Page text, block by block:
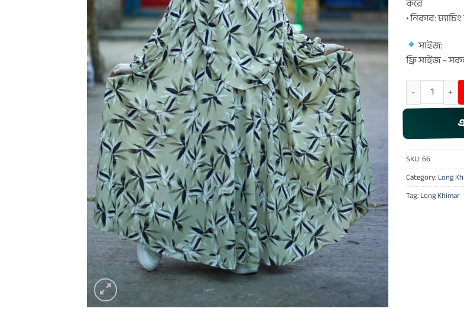
• নিকাব:
সাইজ:
ফ্রি সাইজ –
Long Khimar
SKU:66
Category:Long
Tag:Long Khimar